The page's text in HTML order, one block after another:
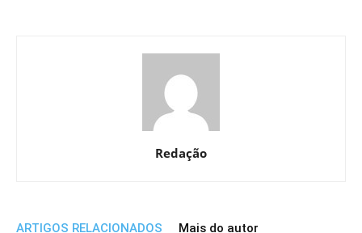
Redação
ARTIGOS RELACIONADOS Mais do autor